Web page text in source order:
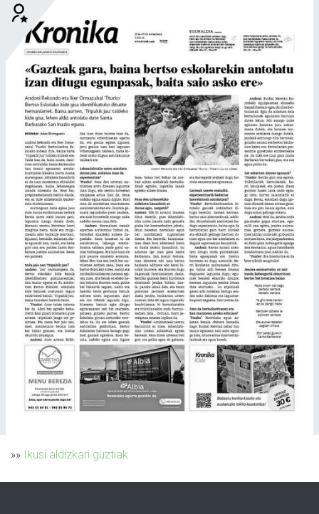
»» Ikusi aldizkari guztiak